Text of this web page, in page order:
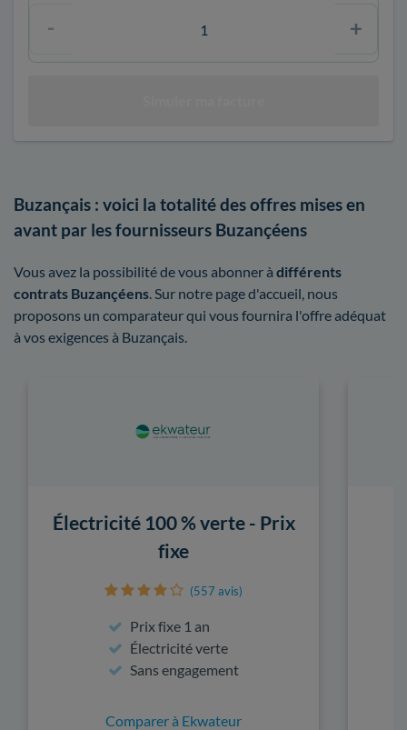
Buzançais : voici la totalité des offres mises en
avant par les fournisseurs Buzançéens
Vous avez la possibilité de vous abonner à différents
contrats Buzançéens . Sur notre page d'accueil, nous
proposons un comparateur qui vous fournira l'offre adéquat
à vos exigences à Buzançais.
Électricité 100 % verte - Prix
fixe
(557 avis)
Prix fixe 1 an
Électricité verte
Sans engagement
Comparer à Ekwateur